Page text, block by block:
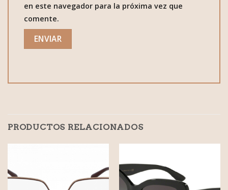
en este navegador para la próxima vez que
comente.
PRODUCTOS RELACIONADOS